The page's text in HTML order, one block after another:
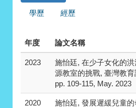
學歷 經歷
年度 論文名稱
2023
施怡廷, 在少子女化的
源教室的挑戰, 臺灣教
pp. 109-115, May. 2023
2020
施怡廷, 發展遲緩兒童